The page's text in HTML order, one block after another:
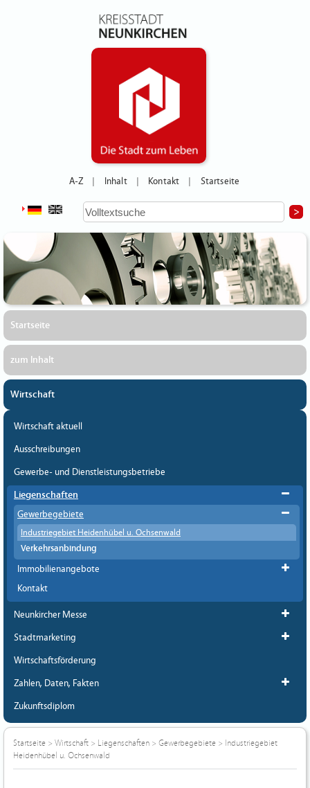
A-Z Inhalt Kontakt Startseite
Startseite
zum Inhalt
Wirtschaft
Wirtschaft aktuell
Ausschreibungen
Gewerbe- und Dienstleistungsbetriebe
Liegenschaften
Gewerbegebiete
Industriegebiet Heidenhübel u. Ochsenwald
Verkehrsanbindung
Immobilienangebote
Kontakt
Neunkircher Messe
Stadtmarketing
Wirtschaftsförderung
Zahlen, Daten, Fakten
Zukunftsdiplom
Startseite > Wirtschaft > Liegenschaften > Gewerbegebiete > Industriegebiet
Heidenhübel u. Ochsenwald